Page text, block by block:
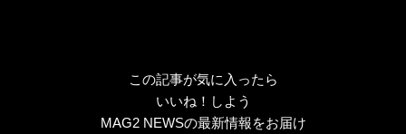
この記事が気に入ったら
いいね！しよう
MAG2 NEWSの最新情報をお届け